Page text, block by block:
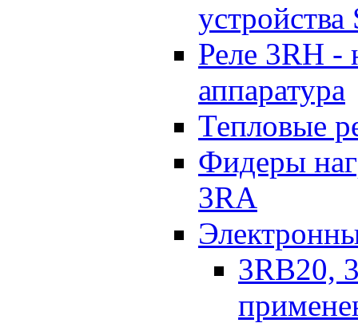
Реле 3RH -
аппаратура
Тепловые
Фидеры
3RA
3RB20,